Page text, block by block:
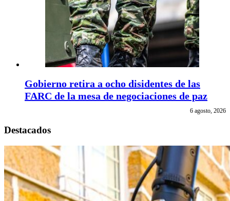
Gobierno retira a ocho disidentes de las
FARC de la mesa de negociaciones de paz
6 agosto, 2026
Destacados